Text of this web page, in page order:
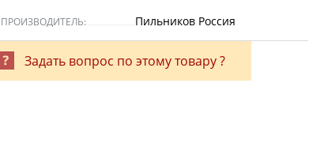
ПРОИЗВОДИТЕЛЬ: Пильников Россия
Задать вопрос по этому товару ?